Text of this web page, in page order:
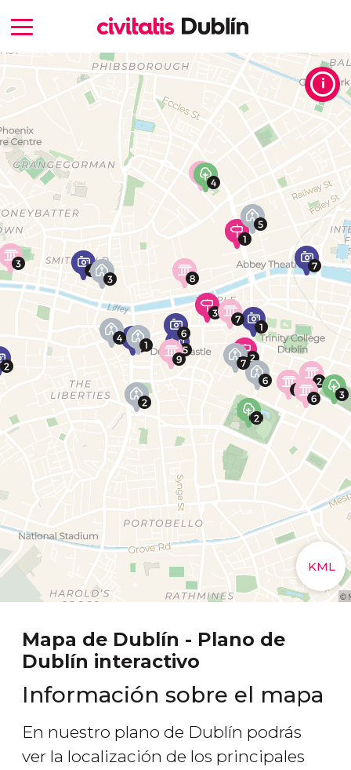
Mapa de Dublín - Plano de
Dublín interactivo
Información sobre el mapa
En nuestro plano de Dublín podrás
ver la localización de los principales